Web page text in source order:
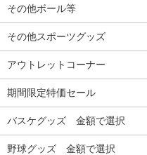
その他ボール等
その他スポーツグッズ
アウトレットコーナー
期間限定特価セール
バスケグッズ 金額で選択
野球グッズ 金額で選択